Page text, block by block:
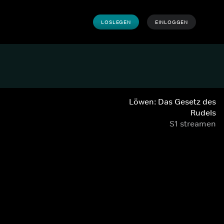
LOSLEGEN EINLOGGEN
Löwen: Das Gesetz des
Rudels
S1 streamen